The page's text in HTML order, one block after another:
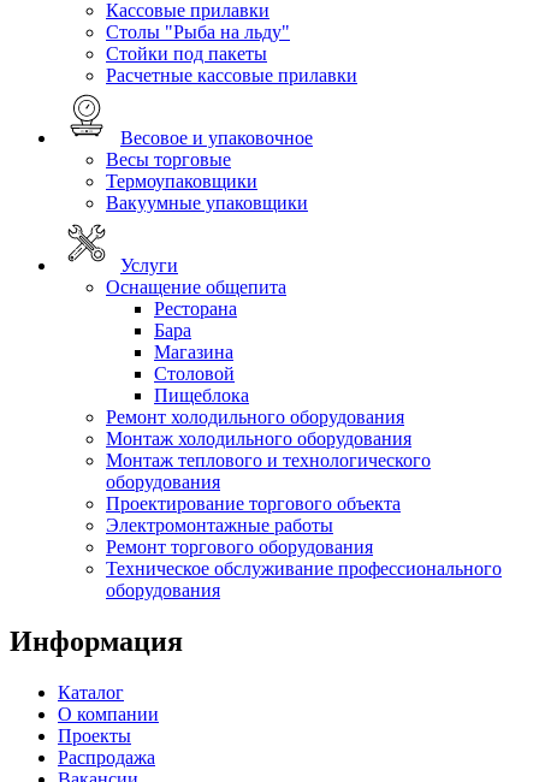
Кассовые прилавки
Столы "Рыба на льду"
Стойки под пакеты
Расчетные кассовые прилавки
Весовое и упаковочное
Весы торговые
Термоупаковщики
Вакуумные упаковщики
Услуги
Оснащение общепита
Ресторана
Бара
Магазина
Столовой
Пищеблока
Ремонт холодильного оборудования
Монтаж холодильного оборудования
Монтаж теплового и технологического
оборудования
Проектирование торгового объекта
Электромонтажные работы
Ремонт торгового оборудования
Техническое обслуживание профессионального
оборудования
Информация
Каталог
О компании
Проекты
Распродажа